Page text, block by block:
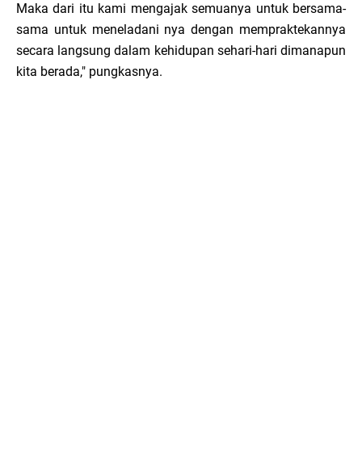
Maka dari itu kami mengajak semuanya untuk bersama-
sama untuk meneladani nya dengan mempraktekannya
secara langsung dalam kehidupan sehari-hari dimanapun
kita berada," pungkasnya.